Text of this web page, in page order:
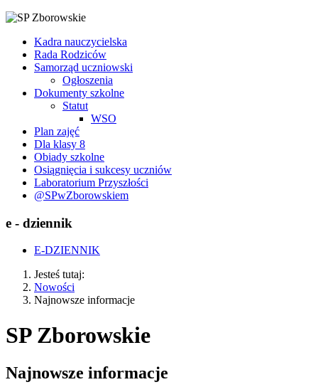
Kadra nauczycielska
Rada Rodziców
Samorząd uczniowski
Ogłoszenia
Dokumenty szkolne
Statut
WSO
Plan zajęć
Dla klasy 8
Obiady szkolne
Osiągnięcia i sukcesy uczniów
Laboratorium Przyszłości
@SPwZborowskiem
e - dziennik
E-DZIENNIK
Jesteś tutaj:
Nowości
Najnowsze informacje
SP Zborowskie
Najnowsze informacje